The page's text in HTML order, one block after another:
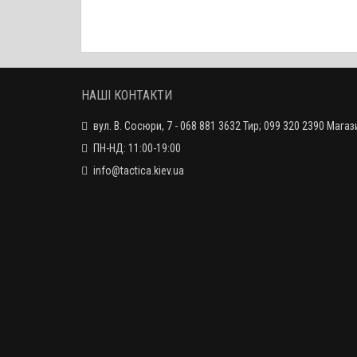
НАШІ КОНТАКТИ
вул. В. Сосюри, 7 - 068 881 3632 Тир; 099 320 2390
ПН-НД: 11:00-19:00
info@tactica.kiev.ua